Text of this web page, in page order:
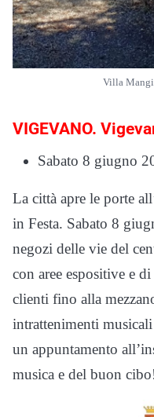
Villa
VIGEVANO.
Sabato 8 giugno
La città apre le porte
in Festa. Sabato 8
negozi delle vie del
con aree espositive e
clienti fino alla
intrattenimenti
un appuntamento
musica e del buon